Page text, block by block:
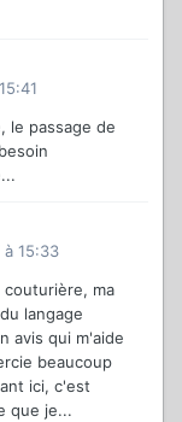
le passage de
15:33
couturière, ma
langage
avis qui m'aide
beaucoup
ici, c'est
que je...